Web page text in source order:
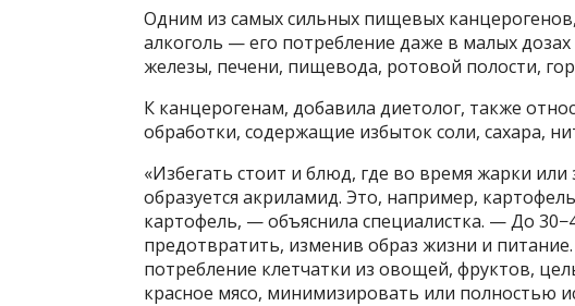
Одним из самых сильных пищевых
алкоголь — его потребление даже в малых
железы, печени, пищевода, ротовой полости,
К канцерогенам, добавила диетолог, также
обработки, содержащие избыток соли, сахара,
«Избегать стоит и блюд, где во время жарки
образуется акриламид. Это, например,
картофель, — объяснила специалистка. — До
предотвратить, изменив образ жизни и
потребление клетчатки из овощей, фруктов,
красное мясо, минимизировать или полностью